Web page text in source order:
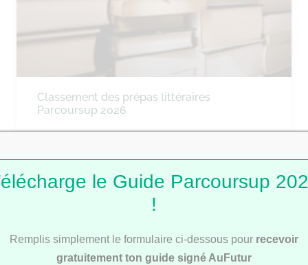
Classement des prépas littéraires
Parcoursup 2026
CLASSEMENTS
le Guide Parcoursup
!
Remplis simplement le formulaire ci-dessous pour recevoir
gratuitement ton guide signé AuFutur